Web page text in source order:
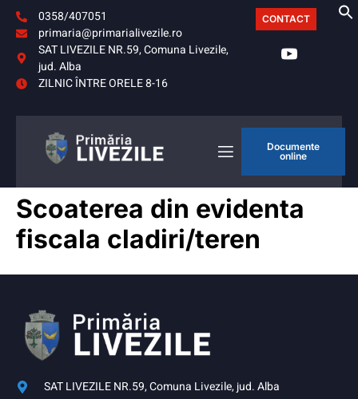
0358/407051
primaria@primarialivezile.ro
SAT LIVEZILE NR.59, Comuna Livezile,
jud. Alba
ZILNIC ÎNTRE ORELE 8-16
CONTACT
Documente
online
Scoaterea din evidenta
fiscala cladiri/teren
SAT LIVEZILE NR.59, Comuna Livezile, jud. Alba